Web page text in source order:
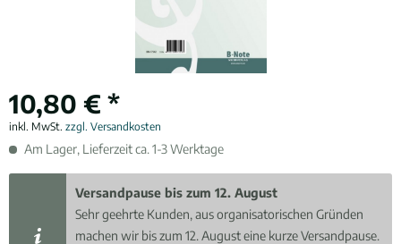
10,80 € *
inkl. MwSt. zzgl. Versandkosten
Am Lager, Lieferzeit ca. 1-3 Werktage
Versandpause bis zum 12. August
Sehr geehrte Kunden, aus organisatorischen Gründen
machen wir bis zum 12. August eine kurze Versandpause.